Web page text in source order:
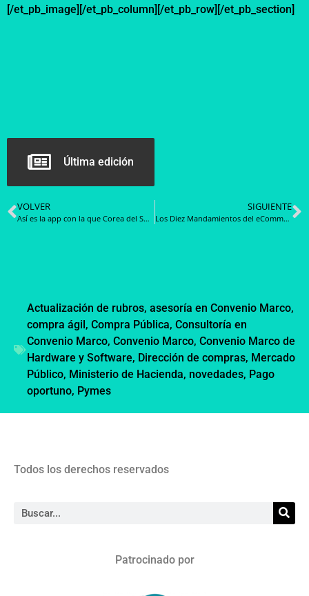
[/et_pb_image][/et_pb_column][/et_pb_row][/et_pb_section]
Última edición
VOLVER
Así es la app con la que Corea del Sur está frenando el avance del coronavirus
SIGUIENTE
Los Diez Mandamientos del eCommerce
Actualización de rubros, asesoría en Convenio Marco,
compra ágil , Compra Pública, Consultoría en
Convenio Marco, Convenio Marco, Convenio Marco de
Hardware y Software, Dirección de compras, Mercado
Público, Ministerio de Hacienda, novedades, Pago
oportuno, Pymes
Todos los derechos reservados
Patrocinado por